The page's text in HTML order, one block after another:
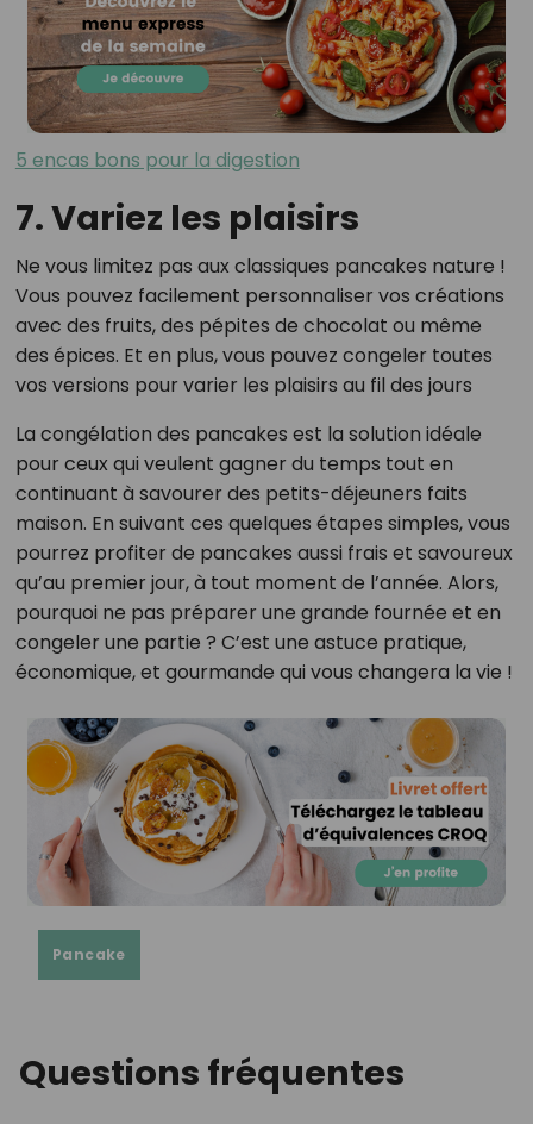
5 encas bons pour la digestion
7. Variez les plaisirs
Ne vous limitez pas aux classiques pancakes nature !
Vous pouvez facilement personnaliser vos créations
avec des fruits, des pépites de chocolat ou même
des épices. Et en plus, vous pouvez congeler toutes
vos versions pour varier les plaisirs au fil des jours​
La congélation des pancakes est la solution idéale
pour ceux qui veulent gagner du temps tout en
continuant à savourer des petits-déjeuners faits
maison. En suivant ces quelques étapes simples, vous
pourrez profiter de pancakes aussi frais et savoureux
qu’au premier jour, à tout moment de l’année. Alors,
pourquoi ne pas préparer une grande fournée et en
congeler une partie ? C’est une astuce pratique,
économique, et gourmande qui vous changera la vie !
Pancake
Questions fréquentes